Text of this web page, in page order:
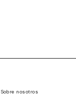
Sobre nosotros